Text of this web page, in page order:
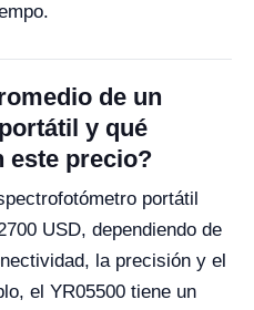
de un
y qué
este precio?
portátil
USD, dependiendo de
la precisión y el
el YR05500 tiene un